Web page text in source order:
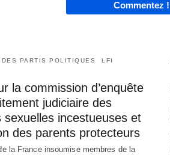
Commentez !
PARTIS POLITIQUES LFI
la commission d’enquête
judiciaire des
sexuelles incestueuses et
des parents protecteurs
la France insoumise membres de la